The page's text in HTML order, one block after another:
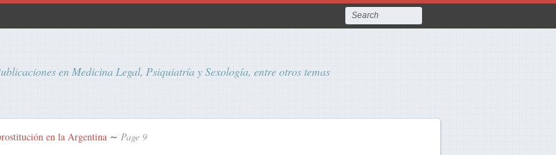
en Medicina Legal, Psiquiatría y Sexología, entre otros temas
en la Argentina ∼ Page 9